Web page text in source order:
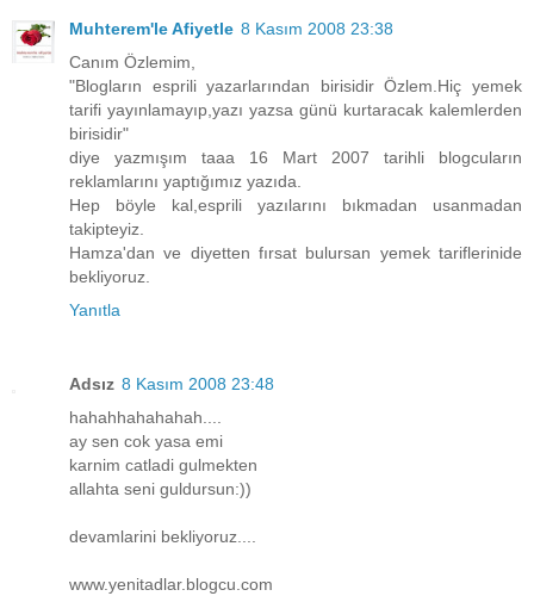
Muhterem'le Afiyetle 8 Kasım 2008 23:38
Canım Özlemim,
"Blogların esprili yazarlarından birisidir Özlem.Hiç yemek
tarifi yayınlamayıp,yazı yazsa günü kurtaracak kalemlerden
birisidir"
diye yazmışım taaa 16 Mart 2007 tarihli blogcuların
reklamlarını yaptığımız yazıda.
Hep böyle kal,esprili yazılarını bıkmadan usanmadan
takipteyiz.
Hamza'dan ve diyetten fırsat bulursan yemek tariflerinide
bekliyoruz.
Yanıtla
Adsız 8 Kasım 2008 23:48
hahahhahahahah....
ay sen cok yasa emi
karnim catladi gulmekten
allahta seni guldursun:))
devamlarini bekliyoruz....
www.yenitadlar.blogcu.com